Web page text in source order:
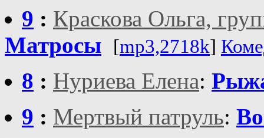
9 : Краскова Ольга,
Матросы
[mp3,2718k]
8 : Нуриева Елена:
9 : Мертвый патруль: